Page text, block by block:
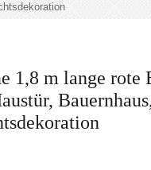
1,8 m lange rote